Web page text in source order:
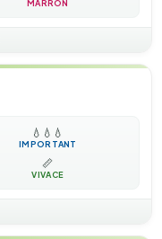
MARRON
💧 💧 💧
IMPORTANT
📏
VIVACE